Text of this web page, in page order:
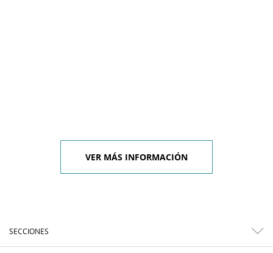
VER MÁS INFORMACIÓN
SECCIONES